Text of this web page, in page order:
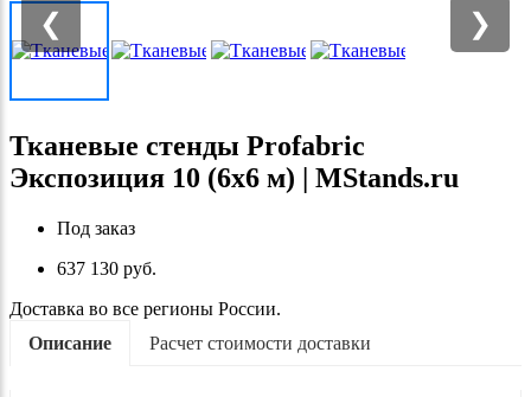
❮ ❯
Тканевые стенды Profabric
Экспозиция 10 (6х6 м) | MStands.ru
Под заказ
637 130 руб.
Доставка во все регионы России.
Описание
Расчет стоимости доставки